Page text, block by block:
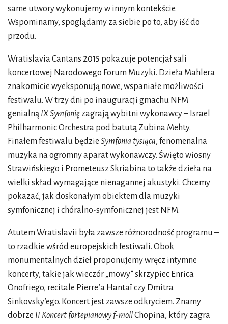
same utwory wykonujemy w innym kontekście.
Wspominamy, spoglądamy za siebie po to, aby iść do
przodu.
Wratislavia Cantans 2015 pokazuje potencjał sali
koncertowej Narodowego Forum Muzyki. Dzieła Mahlera
znakomicie wyeksponują nowe, wspaniałe możliwości
festiwalu. W trzy dni po inauguracji gmachu NFM
genialną IX Symfonię zagrają wybitni wykonawcy – Israel
Philharmonic Orchestra pod batutą Zubina Mehty.
Finałem festiwalu będzie Symfonia tysiąca, fenomenalna
muzyka na ogromny aparat wykonawczy. Święto wiosny
Strawińskiego i Prometeusz Skriabina to także dzieła na
wielki skład wymagające nienagannej akustyki. Chcemy
pokazać, jak doskonałym obiektem dla muzyki
symfonicznej i chóralno-symfonicznej jest NFM.
Atutem Wratislavii była zawsze różnorodność programu –
to rzadkie wśród europejskich festiwali. Obok
monumentalnych dzieł proponujemy wręcz intymne
koncerty, takie jak wieczór „mowy” skrzypiec Enrica
Onofriego, recitale Pierre’a Hantaï czy Dmitra
Sinkovsky’ego. Koncert jest zawsze odkryciem. Znamy
dobrze II Koncert fortepianowy f-mollChopina, który zagra